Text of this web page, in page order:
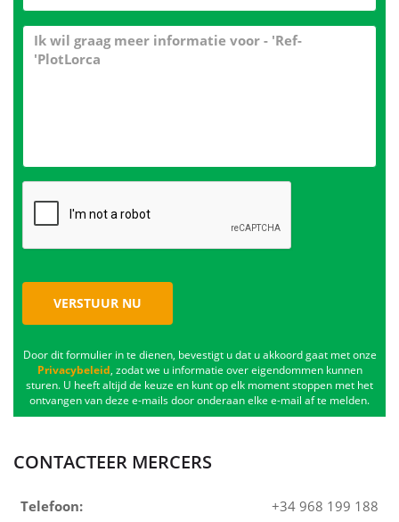
VERSTUUR NU
Door dit formulier in te dienen, bevestigt u dat u akkoord gaat met onze
Privacybeleid, zodat we u informatie over eigendommen kunnen
sturen. U heeft altijd de keuze en kunt op elk moment stoppen met het
ontvangen van deze e-mails door onderaan elke e-mail af te melden.
CONTACTEER MERCERS
Telefoon:
+34 968 199 188